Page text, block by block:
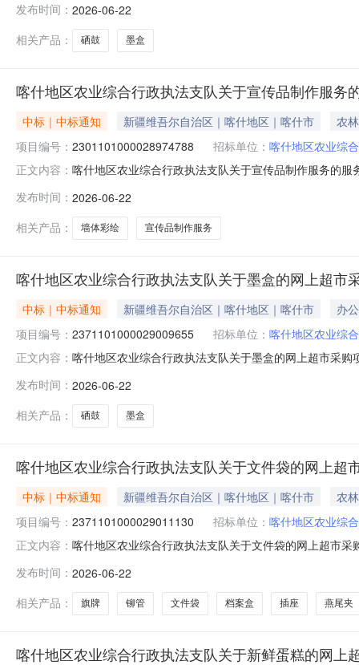
生/EpsonT289+T290墨盒支4.002208802爱普生
发布时间： 2026-06-22
相关产品：
硒鼓 墨盒
喀什地区农业综合行政执法支队关于宣传品制作服务
中标｜中标通知 新疆维吾尔自治区｜喀什地区｜喀什市
农
项目编号： 2301101000028974788 招标单位： 喀什地区农业综
正文内容： 喀什地区农业综合行政执法支队关于宣传品制作服务的
采购计划文号:采购计划金额（元）:项目所在行政区划编
发布时间： 2026-06-22
相关产品：
墙体彩绘 宣传品制作服务
喀什地区农业综合行政执法支队关于墨盒的网上超市
中标｜中标通知 新疆维吾尔自治区｜喀什地区｜喀什市
办
项目编号： 2371101000029009655 招标单位： 喀什地区农业综
正文内容： 喀什地区农业综合行政执法支队关于墨盒的网上超市采
金额（元）:项目所在行政区划编码:653199项目所在行
发布时间： 2026-06-22
相关产品：
硒鼓 墨盒
喀什地区农业综合行政执法支队关于文件袋的网上超
中标｜中标通知 新疆维吾尔自治区｜喀什地区｜喀什市
农
项目编号： 2371101000029011130 招标单位： 喀什地区农业综
正文内容： 喀什地区农业综合行政执法支队关于文件袋的网上超市
计划金额（元）:项目所在行政区划编码:653199项目所
发布时间： 2026-06-22
相关产品：
旗牌 铆管 文件袋 档案盒 插座 燕尾夹
喀什地区农业综合行政执法支队关于新鲜蛋糕的网上